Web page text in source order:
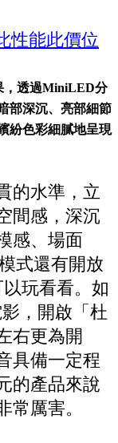
，透過MiniLED分
部深沉、亮部細節
紛色彩細膩地呈現
的水準，立
間感，深沉
感、場面
式還有開放
玩看看。如
，開啟「杜
右更為開
具備一定程
的產品來說
常厲害。